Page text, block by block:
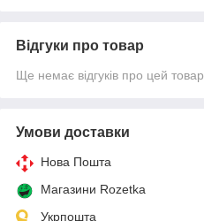
Відгуки про товар
Ще немає відгуків про цей товар
Умови доставки
Нова Пошта
Магазини Rozetka
Укрпошта